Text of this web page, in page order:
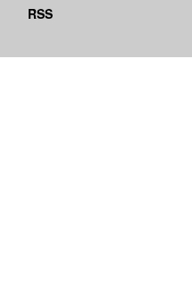
RSS